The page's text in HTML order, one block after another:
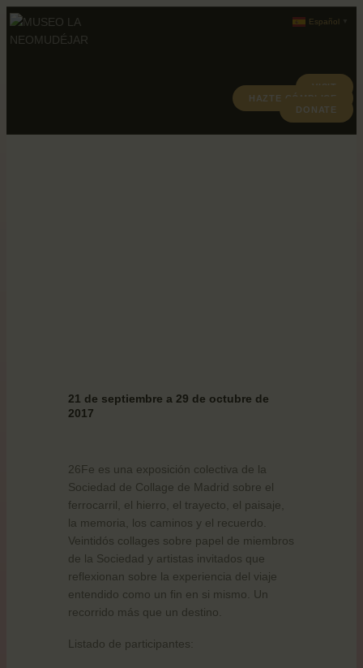
VISIT
HAZTE CÓMPLICE
DONATE
PROGRAMACION
21 de septiembre a 29 de octubre de
2017
26Fe es una exposición colectiva de la
Sociedad de Collage de Madrid sobre el
ferrocarril, el hierro, el trayecto, el paisaje,
la memoria, los caminos y el recuerdo.
Veintidós collages sobre papel de miembros
de la Sociedad y artistas invitados que
reflexionan sobre la experiencia del viaje
entendido como un fin en si mismo. Un
recorrido más que un destino.
Listado de participantes:
Español